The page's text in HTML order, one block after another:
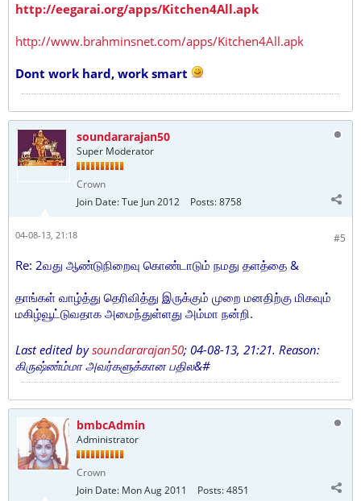
http://eegarai.org/apps/Kitchen4All.apk
http://www.brahminsnet.com/apps/Kitchen4All.apk
Dont work hard, work smart
soundararajan50
Super Moderator
Crown
Join Date:Tue Jun 2012 Posts:8758
#5
04-08-13, 21:18
Re: 2வது ஆண்டுநிறைவு கொண்டாடும் நமது தளத்தை &
தாங்கள் வாழ்த்து தெரிவித்து இருக்கும் முறை மனதிற்கு மிகவும்
மகிழ்வூட்டுவதாக அமைந்துள்ளது அம்மா நன்றி.
Last edited bysoundararajan50; 04-08-13, 21:21. Reason:
கிருஷ்ண்ம்மா அவர்களுக்கான பதில&#
bmbcAdmin
Administrator
Crown
Join Date: Mon Aug 2011 Posts:4851